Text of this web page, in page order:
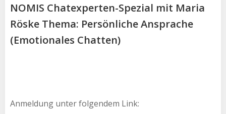
NOMIS Chatexperten-Spezial mit Maria
Röske Thema: Persönliche Ansprache
(Emotionales Chatten)
Anmeldung unter folgendem Link: